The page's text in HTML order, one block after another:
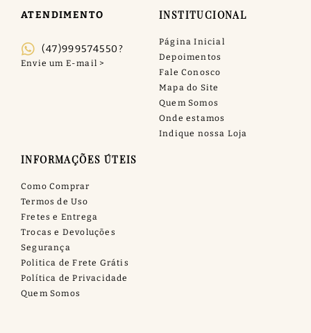
ATENDIMENTO
(47)999574550?
INSTITUCIONAL
Página Inicial
Depoimentos
Fale Conosco
Mapa do Site
Quem Somos
Onde estamos
Indique nossa Loja
INFORMAÇÕES ÚTEIS
Como Comprar
Termos de Uso
Fretes e Entrega
Trocas e Devoluções
Segurança
Politica de Frete Grátis
Política de Privacidade
Quem Somos